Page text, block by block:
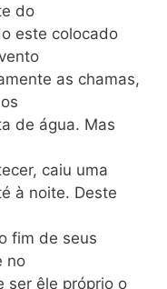
do
este colocado
as chamas,
de água. Mas
caiu uma
à noite. Deste
fim de seus
no
ser êle próprio o